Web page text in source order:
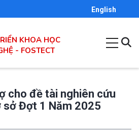
English
KHOA HỌC
- FOSTECT
cho đề tài nghiên cứu
sở Đợt 1 Năm 2025